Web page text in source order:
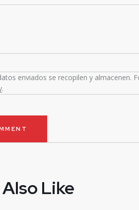
enviados se recopilen y almacenen.
.
Like